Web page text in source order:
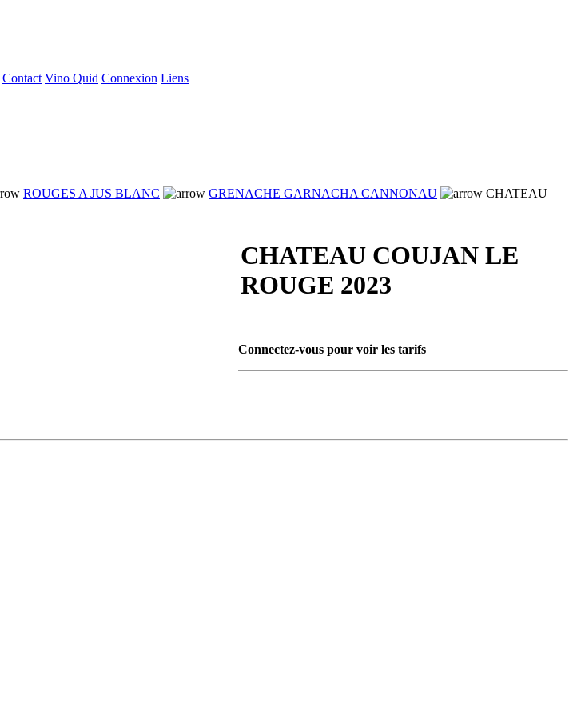
Contact Vino Quid Connexion Liens
ROUGES A JUS BLANC GRENACHE GARNACHA CANNONAU
CHATEAU
CHATEAU COUJAN LE
ROUGE 2023
Connectez-vous pour voir les tarifs